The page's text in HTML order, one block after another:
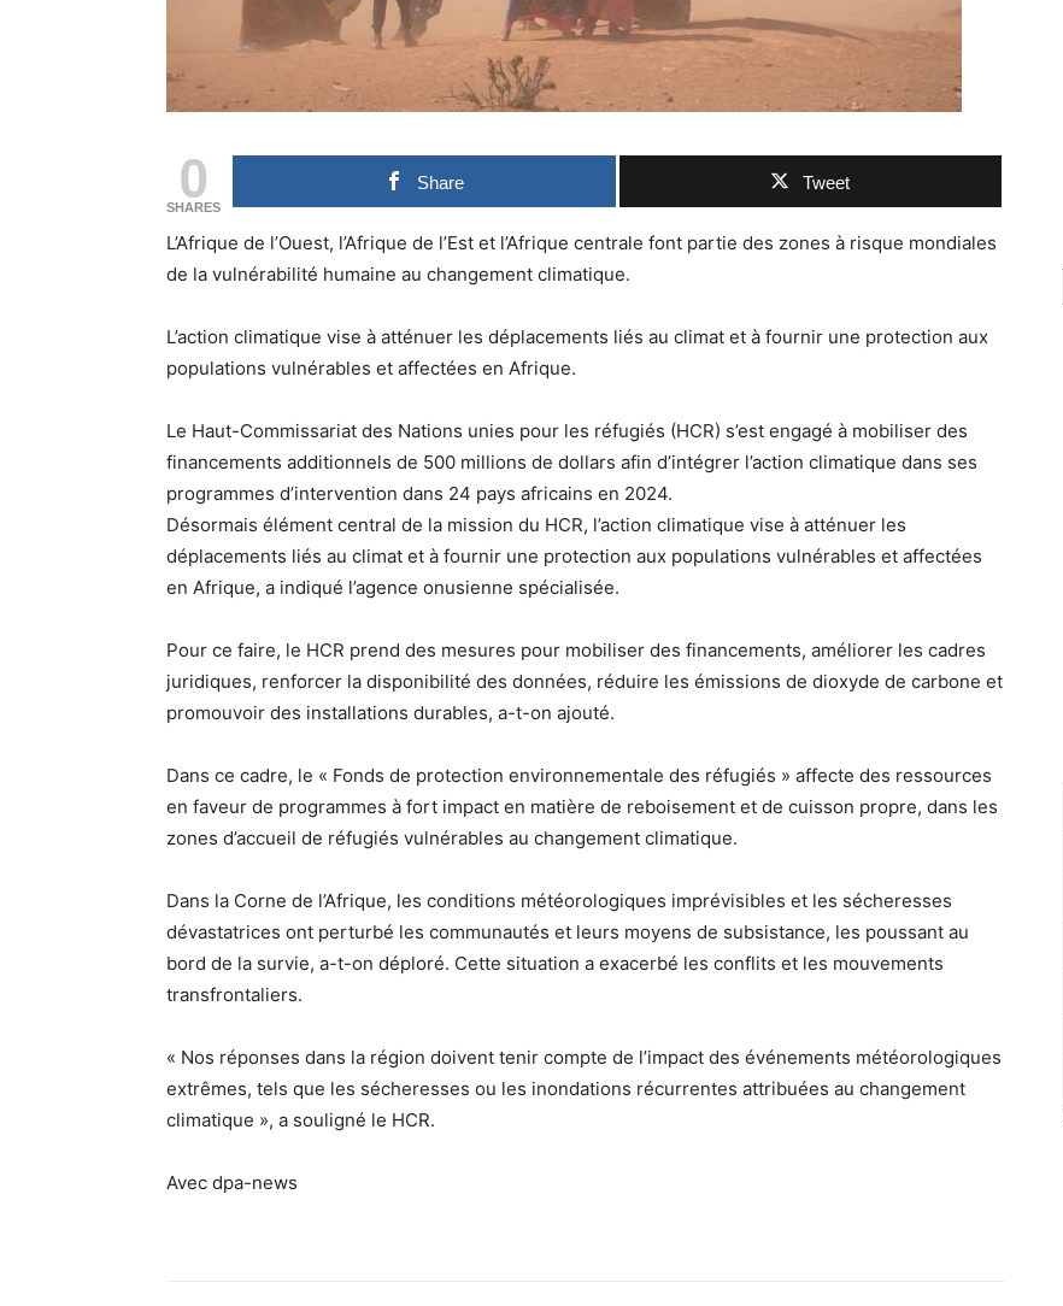
0
SHARES
Share Tweet
L’Afrique de l’Ouest, l’Afrique de l’Est et l’Afrique centrale font partie des zones à risque mondiales
de la vulnérabilité humaine au changement climatique.
L’action climatique vise à atténuer les déplacements liés au climat et à fournir une protection aux
populations vulnérables et affectées en Afrique.
Le Haut-Commissariat des Nations unies pour les réfugiés (HCR) s’est engagé à mobiliser des
financements additionnels de 500 millions de dollars afin d’intégrer l’action climatique dans ses
programmes d’intervention dans 24 pays africains en 2024.
Désormais élément central de la mission du HCR, l’action climatique vise à atténuer les
déplacements liés au climat et à fournir une protection aux populations vulnérables et affectées
en Afrique, a indiqué l’agence onusienne spécialisée.
Pour ce faire, le HCR prend des mesures pour mobiliser des financements, améliorer les cadres
juridiques, renforcer la disponibilité des données, réduire les émissions de dioxyde de carbone et
promouvoir des installations durables, a-t-on ajouté.
Dans ce cadre, le « Fonds de protection environnementale des réfugiés » affecte des ressources
en faveur de programmes à fort impact en matière de reboisement et de cuisson propre, dans les
zones d’accueil de réfugiés vulnérables au changement climatique.
Dans la Corne de l’Afrique, les conditions météorologiques imprévisibles et les sécheresses
dévastatrices ont perturbé les communautés et leurs moyens de subsistance, les poussant au
bord de la survie, a-t-on déploré. Cette situation a exacerbé les conflits et les mouvements
transfrontaliers.
« Nos réponses dans la région doivent tenir compte de l’impact des événements météorologiques
extrêmes, tels que les sécheresses ou les inondations récurrentes attribuées au changement
climatique », a souligné le HCR.
Avec dpa-news